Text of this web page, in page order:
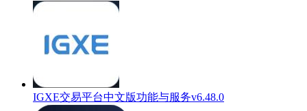
IGXE交易平台中文版功能与服务v6.48.0